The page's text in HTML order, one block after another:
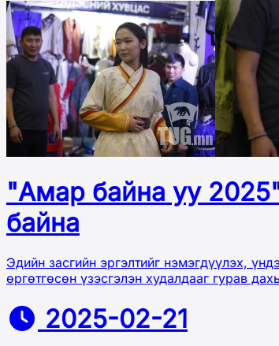
"Амар байна уу
байна
Эдийн засгийн эргэлтийг нэмэгдүүлэх,
өргөтгөсөн үзэсгэлэн худалдааг гурав
2025-02-21